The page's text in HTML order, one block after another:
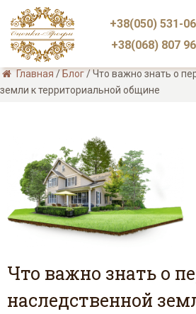
+38(050) 531-
+38(068) 807
Главная / Блог /Что важно знать о
земли к территориальной общине
Что важно знать о
наследственной